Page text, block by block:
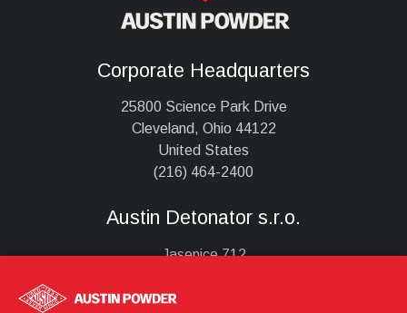
Corporate Headquarters
25800 Science Park Drive
Cleveland, Ohio 44122
United States
(216) 464-2400
Austin Detonator s.r.o.
Jasenice 712
Česká republika